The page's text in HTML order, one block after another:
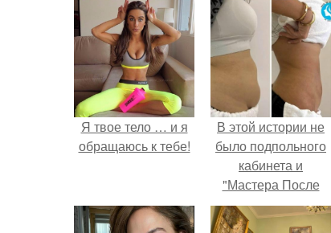
Я твое тело … и я
обращаюсь к тебе!
В этой истории не
было подпольного
кабинета и
"Мастера После
Двухнедельных
Курсов".